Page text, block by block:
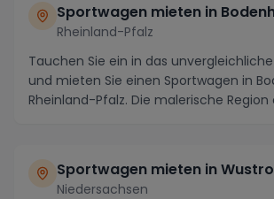
Sportwagen mieten in
Rheinland-Pfalz
Tauchen Sie ein in das
und mieten Sie einen Sportwagen in
Rheinland-Pfalz. Die malerische Region
Sportwagen mieten in
Niedersachsen